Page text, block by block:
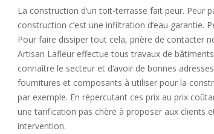
La construction d’un toit-terrasse fait peur. Peur
construction c’est une infiltration d’eau garantie.
Pour faire dissiper tout cela, prière de contacter
Artisan Lafleur effectue tous travaux de
connaître le secteur et d’avoir de bonnes
fournitures et composants à utiliser pour la
par exemple. En répercutant ces prix au prix
une tarification pas chère à proposer aux clients
intervention.